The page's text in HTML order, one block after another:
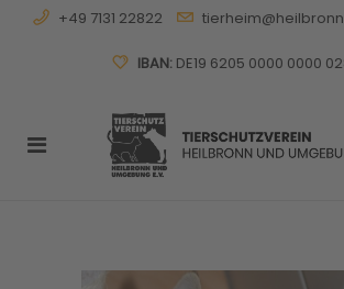
+49 7131 22822
IBAN:DE19 6205 0000 0000